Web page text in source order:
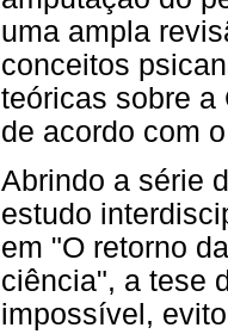
uma ampla
conceitos
teóricas sobre a
de acordo com
Abrindo a série
estudo
em "O retorno
ciência", a tese
impossível,